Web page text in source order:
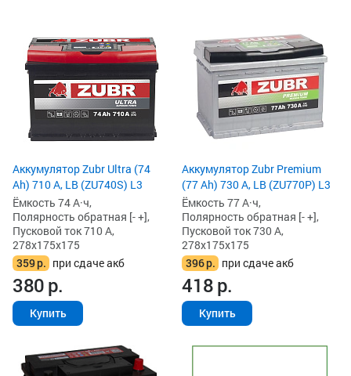
Аккумулятор Zubr Ultra (74
Ah) 710 А, LB (ZU740S) L3
Ёмкость 74 А·ч,
Полярность обратная [- +],
Пусковой ток 710 А,
278x175x175
359р. при сдаче акб
380р.
Купить
Аккумулятор Zubr Premium
(77 Ah) 730 А, LB (ZU770P) L3
Ёмкость 77 А·ч,
Полярность обратная [- +],
Пусковой ток 730 А,
278x175x175
396р. при сдаче акб
418р.
Купить